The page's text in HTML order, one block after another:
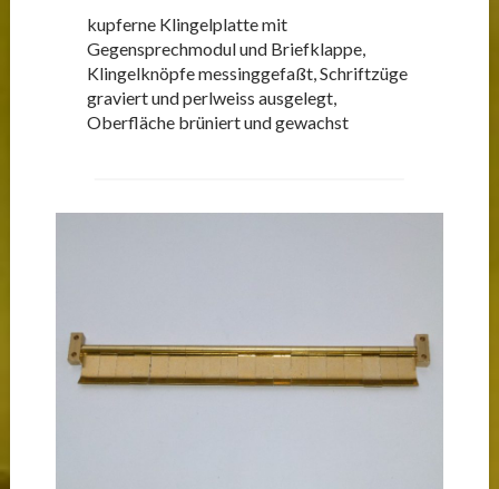
kupferne Klingelplatte mit
Gegensprechmodul und Briefklappe,
Klingelknöpfe messinggefaßt, Schriftzüge
graviert und perlweiss ausgelegt,
Oberfläche brüniert und gewachst